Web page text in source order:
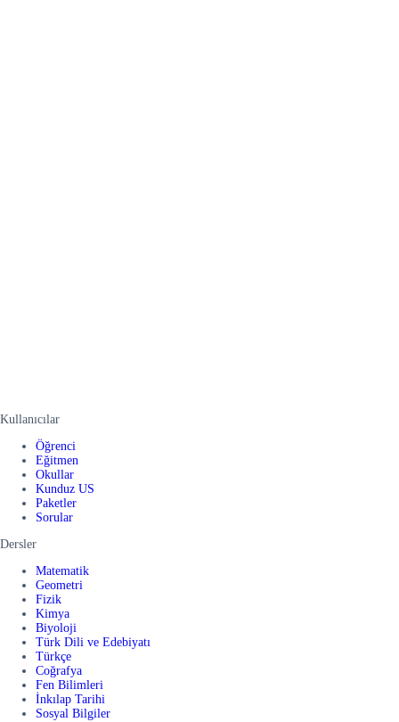
Kullanıcılar
Öğrenci
Eğitmen
Okullar
Kunduz US
Paketler
Sorular
Dersler
Matematik
Geometri
Fizik
Kimya
Biyoloji
Türk Dili ve Edebiyatı
Türkçe
Coğrafya
Fen Bilimleri
İnkılap Tarihi
Sosyal Bilgiler